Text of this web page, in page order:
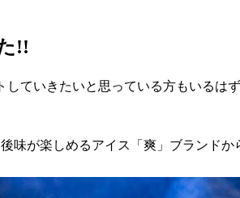
!!
ていきたいと思っている方もいるは
味が楽しめるアイス「爽」ブランド